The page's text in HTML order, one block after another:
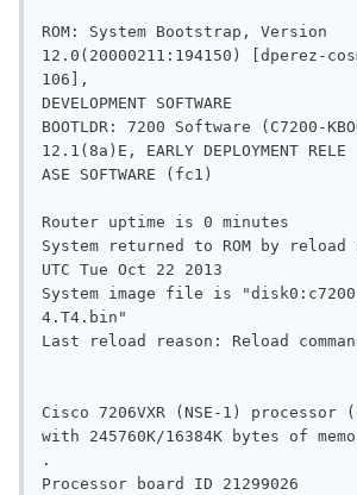
ROM: System Bootstrap, Version
12.0(20000211:194150) [dperez-
106],
DEVELOPMENT SOFTWARE
BOOTLDR: 7200 Software (C7200-
12.1(8a)E, EARLY DEPLOYMENT RELE
ASE SOFTWARE (fc1)
Router uptime is 0 minutes
System returned to ROM by
UTC Tue Oct 22 2013
System image file is
4.T4.bin"
Last reload reason: Reload
Cisco 7206VXR (NSE-1) processor
with 245760K/16384K bytes of
.
Processor board ID 21299026